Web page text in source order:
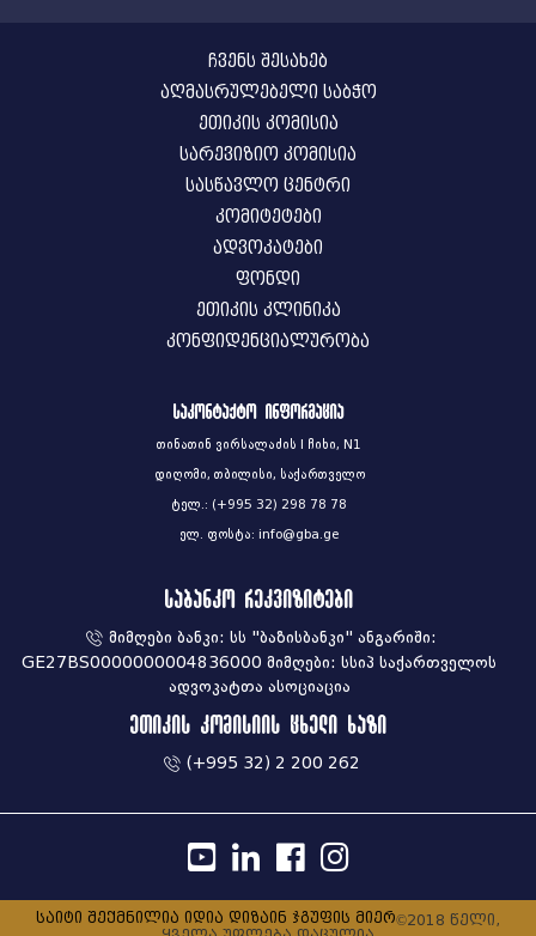
ჩვენს შესახებ
აღმასრულებელი საბჭო
ეთიკის კომისია
სარევიზიო კომისია
სასწავლო ცენტრი
კომიტეტები
ადვოკატები
ფონდი
ეთიკის კლინიკა
კონფიდენციალურობა
საკონტაქტო ინფორმაცია
თინათინ ვირსალაძის I ჩიხი, N1
დიღომი, თბილისი, საქართველო
ტელ.: (+995 32) 298 78 78
ელ. ფოსტა: info@gba.ge
საბანკო რეკვიზიტები
მიმღები ბანკი: სს "ბაზისბანკი" ანგარიში:
GE27BS0000000004836000 მიმღები: სსიპ საქართველოს
ადვოკატთა ასოციაცია
ეთიკის კომისიის ცხელი ხაზი
(+995 32) 2 200 262
საიტი შექმნილია იდია დიზაინ ჯგუფის მიერ©2018 წელი,